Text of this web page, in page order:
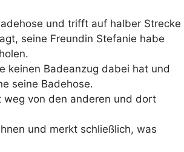
und trifft auf halber Strecke
seine Freundin Stefanie habe
keinen Badeanzug dabei hat und
seine Badehose.
weg von den anderen und dort
und merkt schließlich, was